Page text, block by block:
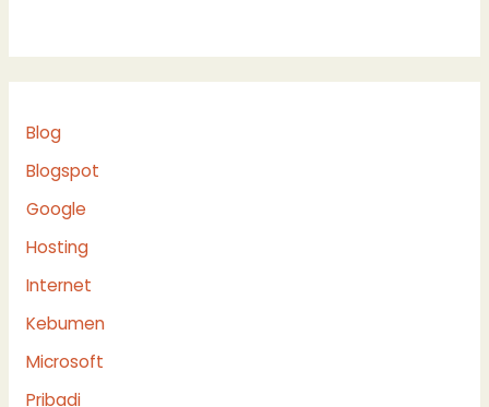
Blog
Blogspot
Google
Hosting
Internet
Kebumen
Microsoft
Pribadi